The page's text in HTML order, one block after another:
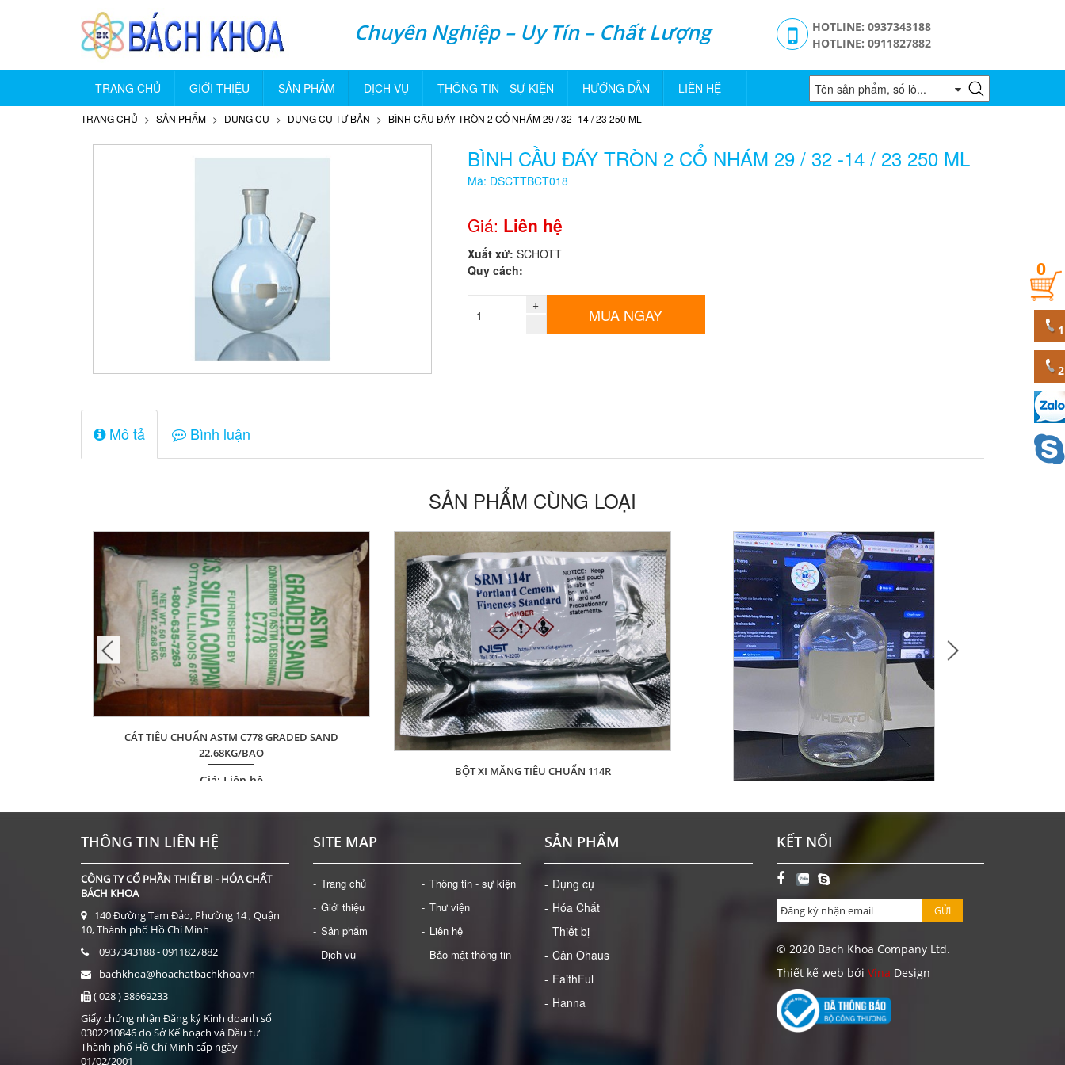
Chuyên Nghiệp – Uy Tín – Chất Lượng
HOTLINE: 0937343188
HOTLINE: 0911827882
TRANG CHỦ GIỚI THIỆU SẢN PHẨM DỊCH VỤ THÔNG TIN - SỰ KIỆN HƯỚNG DẪN LIÊN HỆ
0
TRANG CHỦ SẢN PHẨM DỤNG CỤ DỤNG CỤ TƯ BẢN BÌNH CẦU ĐÁY TRÒN 2 CỔ NHÁM 29 / 32 -14 / 23 250 ML
BÌNH CẦU ĐÁY TRÒN 2 CỔ NHÁM 29 / 32 -14 / 23 250 ML
Mã: DSCTTBCT018
Giá: Liên hệ
Xuất xứ: SCHOTT
Quy cách:
+
-
MUA NGAY
Mô tả Bình luận
SẢN PHẨM CÙNG LOẠI
CÁT TIÊU CHUẨN ASTM C778 GRADED SAND
22.68KG/BAO
Giá: Liên hệ
BỘT XI MĂNG TIÊU CHUẨN 114R
Giá: Liên hệ
ĐẶT HÀNG
THÔNG TIN LIÊN HỆ
CÔNG TY CỔ PHẦN THIẾT BỊ - HÓA CHẤT
BÁCH KHOA
140 Đường Tam Đảo, Phường 14 , Quận
10, Thành phố Hồ Chí Minh
0937343188 - 0911827882
bachkhoa@hoachatbachkhoa.vn
( 028 ) 38669233
Giấy chứng nhận Đăng ký Kinh doanh số
0302210846 do Sở Kế hoạch và Đầu tư
Thành phố Hồ Chí Minh cấp ngày
01/02/2001
SITE MAP
Trang chủ
Giới thiệu
Sản phẩm
Dịch vụ
Thông tin - sự kiện
Thư viện
Liên hệ
Bảo mật thông tin
SẢN PHẨM
Dụng cụ
Hóa Chất
Thiết bị
Cân Ohaus
FaithFul
Hanna
KẾT NỐI
GỬI
© 2020 Bach Khoa Company Ltd.
Thiết kế web bởi Vina Design